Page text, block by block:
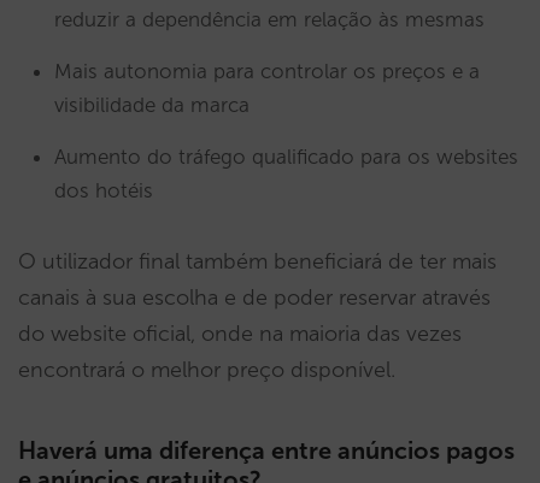
reduzir a dependência em relação às mesmas
Mais autonomia para controlar os preços e a
visibilidade da marca
Aumento do tráfego qualificado para os websites
dos hotéis
O utilizador final também beneficiará de ter mais
canais à sua escolha e de poder reservar através
do website oficial, onde na maioria das vezes
encontrará o melhor preço disponível.
Haverá uma diferença entre anúncios pagos